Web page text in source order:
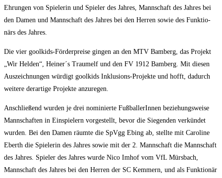
Ehrun­gen von Spie­le­rin und Spie­ler des Jah­res, Mann­schaft des Jah­res bei
den Damen und Mann­schaft des Jah­res bei den Her­ren sowie des Funk­tio­
närs des Jahres.
Die vier gool­kids-För­der­prei­se gin­gen an den MTV Bam­berg, das Pro­jekt
„Wir Hel­den“, Heiner´s Traum­elf und den FV 1912 Bam­berg. Mit die­sen
Aus­zeich­nun­gen wür­digt gool­kids Inklu­si­ons-Pro­jek­te und hofft, dadurch
wei­te­re der­ar­ti­ge Pro­jek­te anzuregen.
Anschlie­ßend wur­den je drei nomi­nier­te Fuß­bal­le­rIn­nen bezie­hungs­wei­se
Mann­schaf­ten in Ein­spie­lern vor­ge­stellt, bevor die Sie­gen­den ver­kün­det
wur­den. Bei den Damen räum­te die SpVgg Ebing ab, stell­te mit Caro­li­ne
Eberth die Spie­le­rin des Jah­res sowie mit der 2. Mann­schaft die Mann­schaft
des Jah­res. Spie­ler des Jah­res wur­de Nico Imhof vom VfL Mürs­bach,
Mann­schaft des Jah­res bei den Her­ren der SC Kem­mern, und als Funk­tio­när